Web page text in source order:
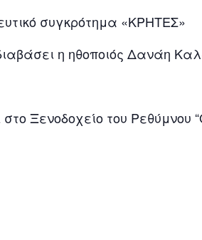
συγκρότημα «ΚΡΗΤΕΣ»
η ηθοποιός Δανάη
Ξενοδοχείο του Ρεθύμνου